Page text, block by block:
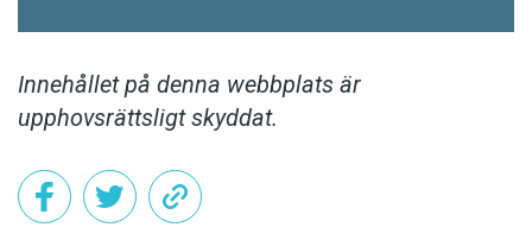
Innehållet på denna webbplats är
upphovsrättsligt skyddat.